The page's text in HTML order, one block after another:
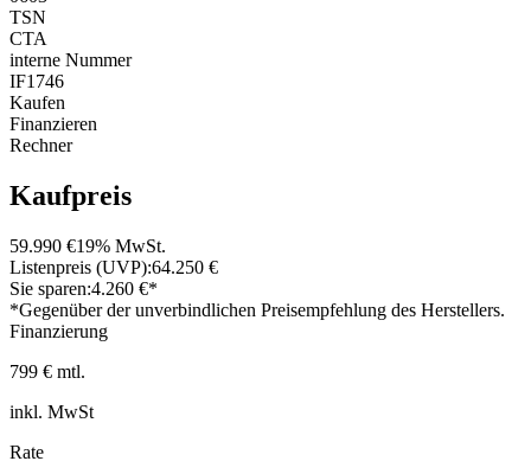
TSN
CTA
interne Nummer
IF1746
Kaufen
Finanzieren
Rechner
Kaufpreis
59.990 €19% MwSt.
Listenpreis (UVP):64.250 €
Sie sparen:4.260 €*
*Gegenüber der unverbindlichen Preisempfehlung des Herstellers.
Finanzierung
799 € mtl.
inkl. MwSt
Rate